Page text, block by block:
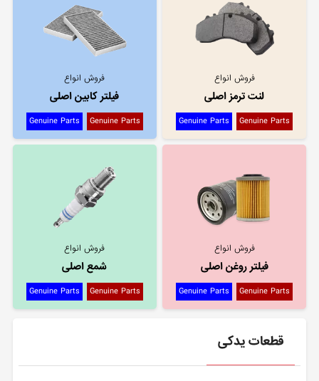
فروش انواع
لنت ترمز اصلی
Genuine Parts
Genuine Parts
فروش انواع
فیلتر کابین اصلی
Genuine Parts
Genuine Parts
فروش انواع
فیلتر روغن اصلی
Genuine Parts
Genuine Parts
فروش انواع
شمع اصلی
Genuine Parts
Genuine Parts
قطعات یدکی